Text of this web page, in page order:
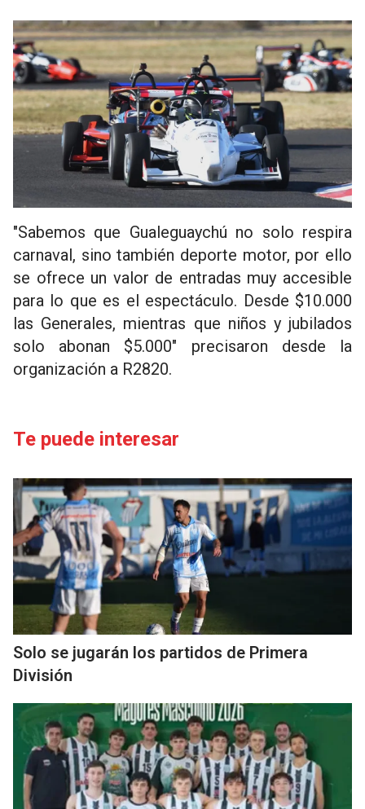
"Sabemos que Gualeguaychú no solo respira
carnaval, sino también deporte motor, por ello
se ofrece un valor de entradas muy accesible
para lo que es el espectáculo. Desde $10.000
las Generales, mientras que niños y jubilados
solo abonan $5.000" precisaron desde la
organización a R2820.
Te puede interesar
Solo se jugarán los partidos de Primera
División